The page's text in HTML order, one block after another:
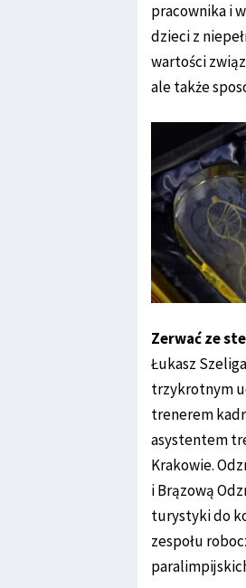
pracownika i
dzieci z
wartości
ale także
Zerwać ze
Łukasz
trzykrotnym
trenerem
asystentem
Krakowie.
i Brązową
turystyki do
zespołu